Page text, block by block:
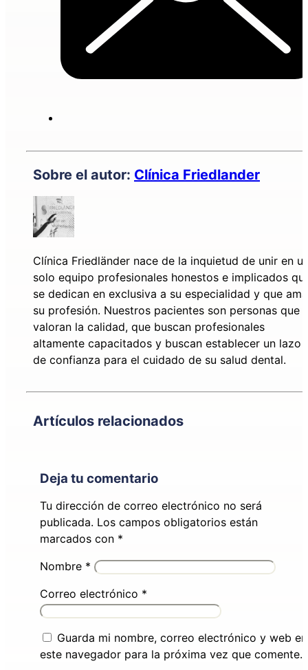
Sobre el autor: Clínica Friedlander
Clínica Friedländer nace de la inquietud de unir en
solo equipo profesionales honestos e implicados
se dedican en exclusiva a su especialidad y que
su profesión. Nuestros pacientes son personas que
valoran la calidad, que buscan profesionales
altamente capacitados y buscan establecer un lazo
de confianza para el cuidado de su salud dental.
Artículos relacionados
Deja tu comentario
Tu dirección de correo electrónico no será
publicada. Los campos obligatorios están
marcados con *
Nombre *
Correo electrónico *
Guarda mi nombre, correo electrónico y web en
este navegador para la próxima vez que comente.